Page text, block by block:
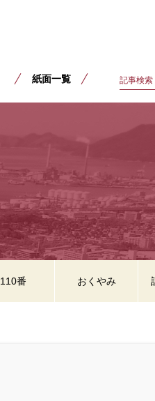
紙面一覧
110番 おくやみ